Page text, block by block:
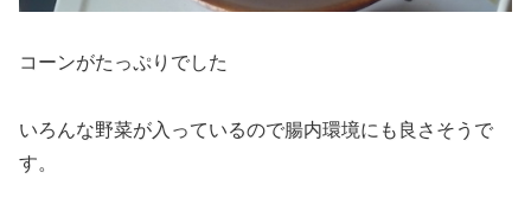
コーンがたっぷりでした
いろんな野菜が入っているので腸内環境にも良さそうで
す。